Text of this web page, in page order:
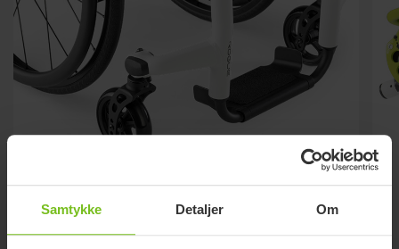
Samtykke Detaljer Om